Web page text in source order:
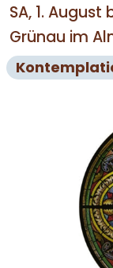
SA, 1. August
Grünau im